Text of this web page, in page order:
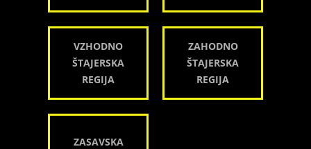
VZHODNO
ŠTAJERSKA
REGIJA
ZAHODNO
ŠTAJERSKA
REGIJA
ZASAVSKA